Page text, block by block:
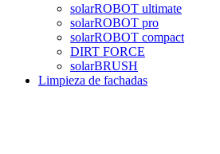
solarROBOT ultimate
solarROBOT pro
solarROBOT compact
DIRT FORCE
solarBRUSH
Limpieza de fachadas